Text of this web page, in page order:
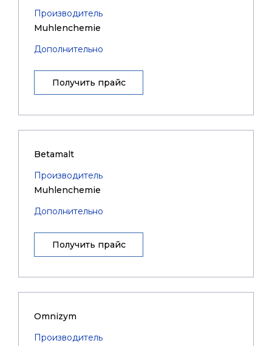
Производитель
Muhlenchemie
Дополнительно
Получить прайс
Betamalt
Производитель
Muhlenchemie
Дополнительно
Получить прайс
Omnizym
Производитель